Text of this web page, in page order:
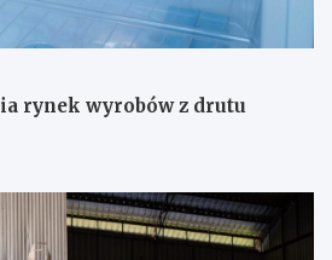
rynek wyrobów z drutu